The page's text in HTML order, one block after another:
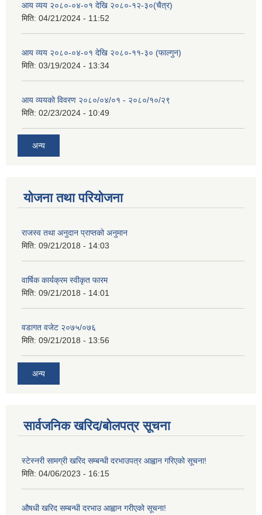
आय व्यय २०८०-०४-०१ देखि २०८०-१२-३०(चैत्र)
मिति: 04/21/2024 - 11:52
आय व्यय २०८०-०४-०१ देखि २०८०-११-३० (फाल्गुन)
मिति: 03/19/2024 - 13:34
आय व्ययको विवरण २०८०/०४/०१ - २०८०/१०/२९
मिति: 02/23/2024 - 10:49
अन्य
योजना तथा परियोजना
राजस्व तथा अनुदान प्राप्तको अनुमान
मिति: 09/21/2018 - 14:03
वार्षिक कार्यक्रम स्वीकृत फारम
मिति: 09/21/2018 - 14:01
वडागत वजेट २०७५/०७६
मिति: 09/21/2018 - 13:56
अन्य
सार्वजनिक खरिद/बोलपत्र सूचना
स्टेस्नरी सामग्री खरिद सम्बन्धी दरभाउपत्र आह्वान गरिएको सूचना!
मिति: 04/06/2023 - 16:15
औषधी खरिद सम्बन्धी दरभाउ आह्वान गरीएको सूचना!